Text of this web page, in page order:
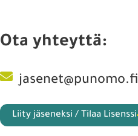
Ota yhteyttä:
jasenet@punomo.fi
Liity jäseneksi / Tilaa Lisenssi